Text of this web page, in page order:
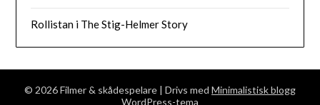
Rollistan i The Stig-Helmer Story
© 2026 Filmer & skådespelare | Drivs med Minimalistisk blogg
WordPress-tema